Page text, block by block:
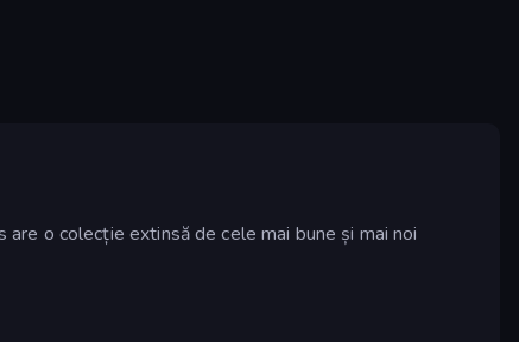
o colecție extinsă de cele mai bune și mai noi